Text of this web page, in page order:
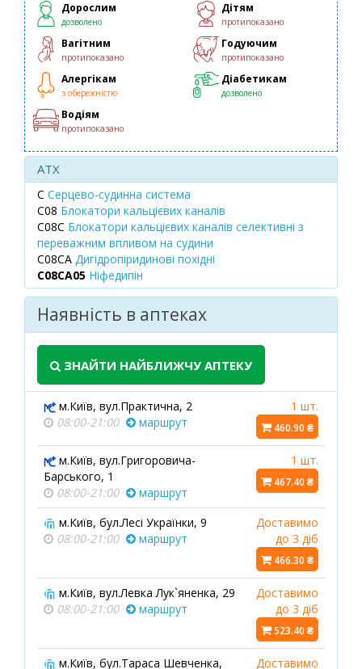
Дорослим
дозволено
Дітям
протипоказано
Вагітним
протипоказано
Годуючим
протипоказано
Алергікам
з обережністю
Діабетикам
дозволено
Водіям
протипоказано
ATX
C Серцево-судинна система
C08 Блокатори кальцієвих каналів
C08C Блокатори кальцієвих каналів селективні з
переважним впливом на судини
C08CA Дигідропіридинові похідні
C08CA05 Ніфедипін
Наявність в аптеках
ЗНАЙТИ НАЙБЛИЖЧУ АПТЕКУ
м.Київ, вул.Практична, 2
08:00-21:00
маршрут
1 шт.
460.90 ₴
м.Київ, вул.Григоровича-
Барського, 1
08:00-21:00
маршрут
1 шт.
467.40 ₴
м.Київ, бул.Лесі Українки, 9
08:00-21:00
маршрут
Доставимо
до 3 діб
466.30 ₴
м.Київ, вул.Левка Лук`яненка, 29
08:00-21:00
маршрут
Доставимо
до 3 діб
523.40 ₴
м.Київ, бул.Тараса Шевченка, Доставимо